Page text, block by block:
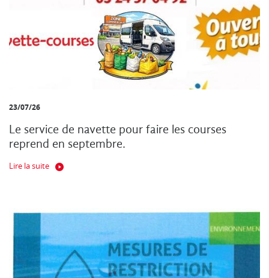
23/07/26
Le service de navette pour faire les courses
reprend en septembre.
Lire la suite